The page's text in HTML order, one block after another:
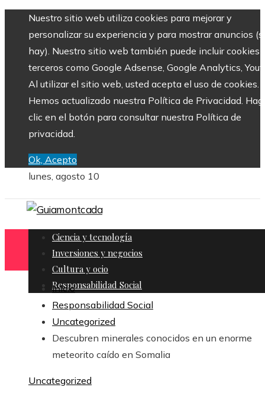
Nuestro sitio web utiliza cookies para mejorar y
personalizar su experiencia y para mostrar anuncios
hay). Nuestro sitio web también puede incluir cookies
terceros como Google Adsense, Google Analytics,
Al utilizar el sitio web, usted acepta el uso de cookies.
Hemos actualizado nuestra Política de Privacidad.
clic en el botón para consultar nuestra Política de
privacidad.
Ok, Acepto
lunes, agosto 10
Ciencia y tecnología
Inversiones y negocios
Cultura y ocio
Responsabilidad Social
Inicio
Responsabilidad Social
Uncategorized
Descubren minerales conocidos en un enorme
meteorito caído en Somalia
Uncategorized